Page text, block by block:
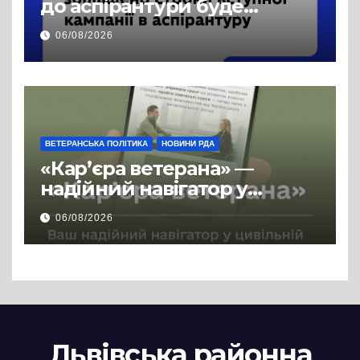
до аспірантури буде
продовжено
06/08/2026
ВЕТЕРАНСЬКА ПОЛІТИКА НОВИНИ РДА
«Кар’єра ветерана» —
надійний навігатор у
цивільній професії
06/08/2026